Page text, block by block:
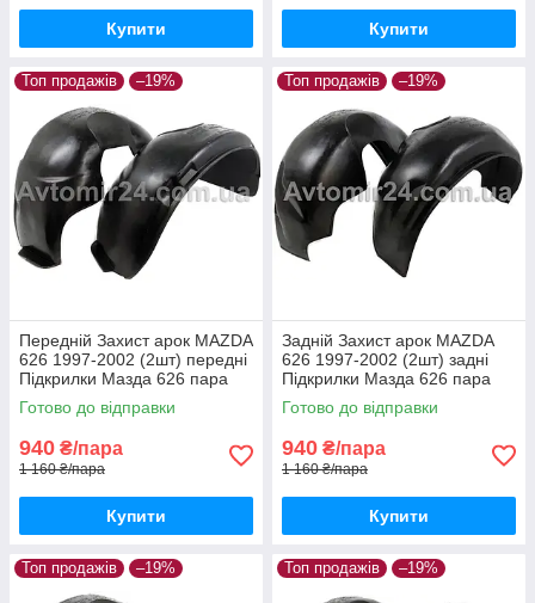
Купити Купити
Топ продажів –19%
Передній Захист арок MAZDA
626 1997-2002 (2шт) передні
Підкрилки Мазда 626 пара
передніх
Готово до відправки
940 ₴/пара
1 160 ₴/пара
Купити
Топ продажів –19%
Задній Захист арок MAZDA
626 1997-2002 (2шт) задні
Підкрилки Мазда 626 пара
задніх
Готово до відправки
940 ₴/пара
1 160 ₴/пара
Купити
Топ продажів –19% Топ продажів –19%